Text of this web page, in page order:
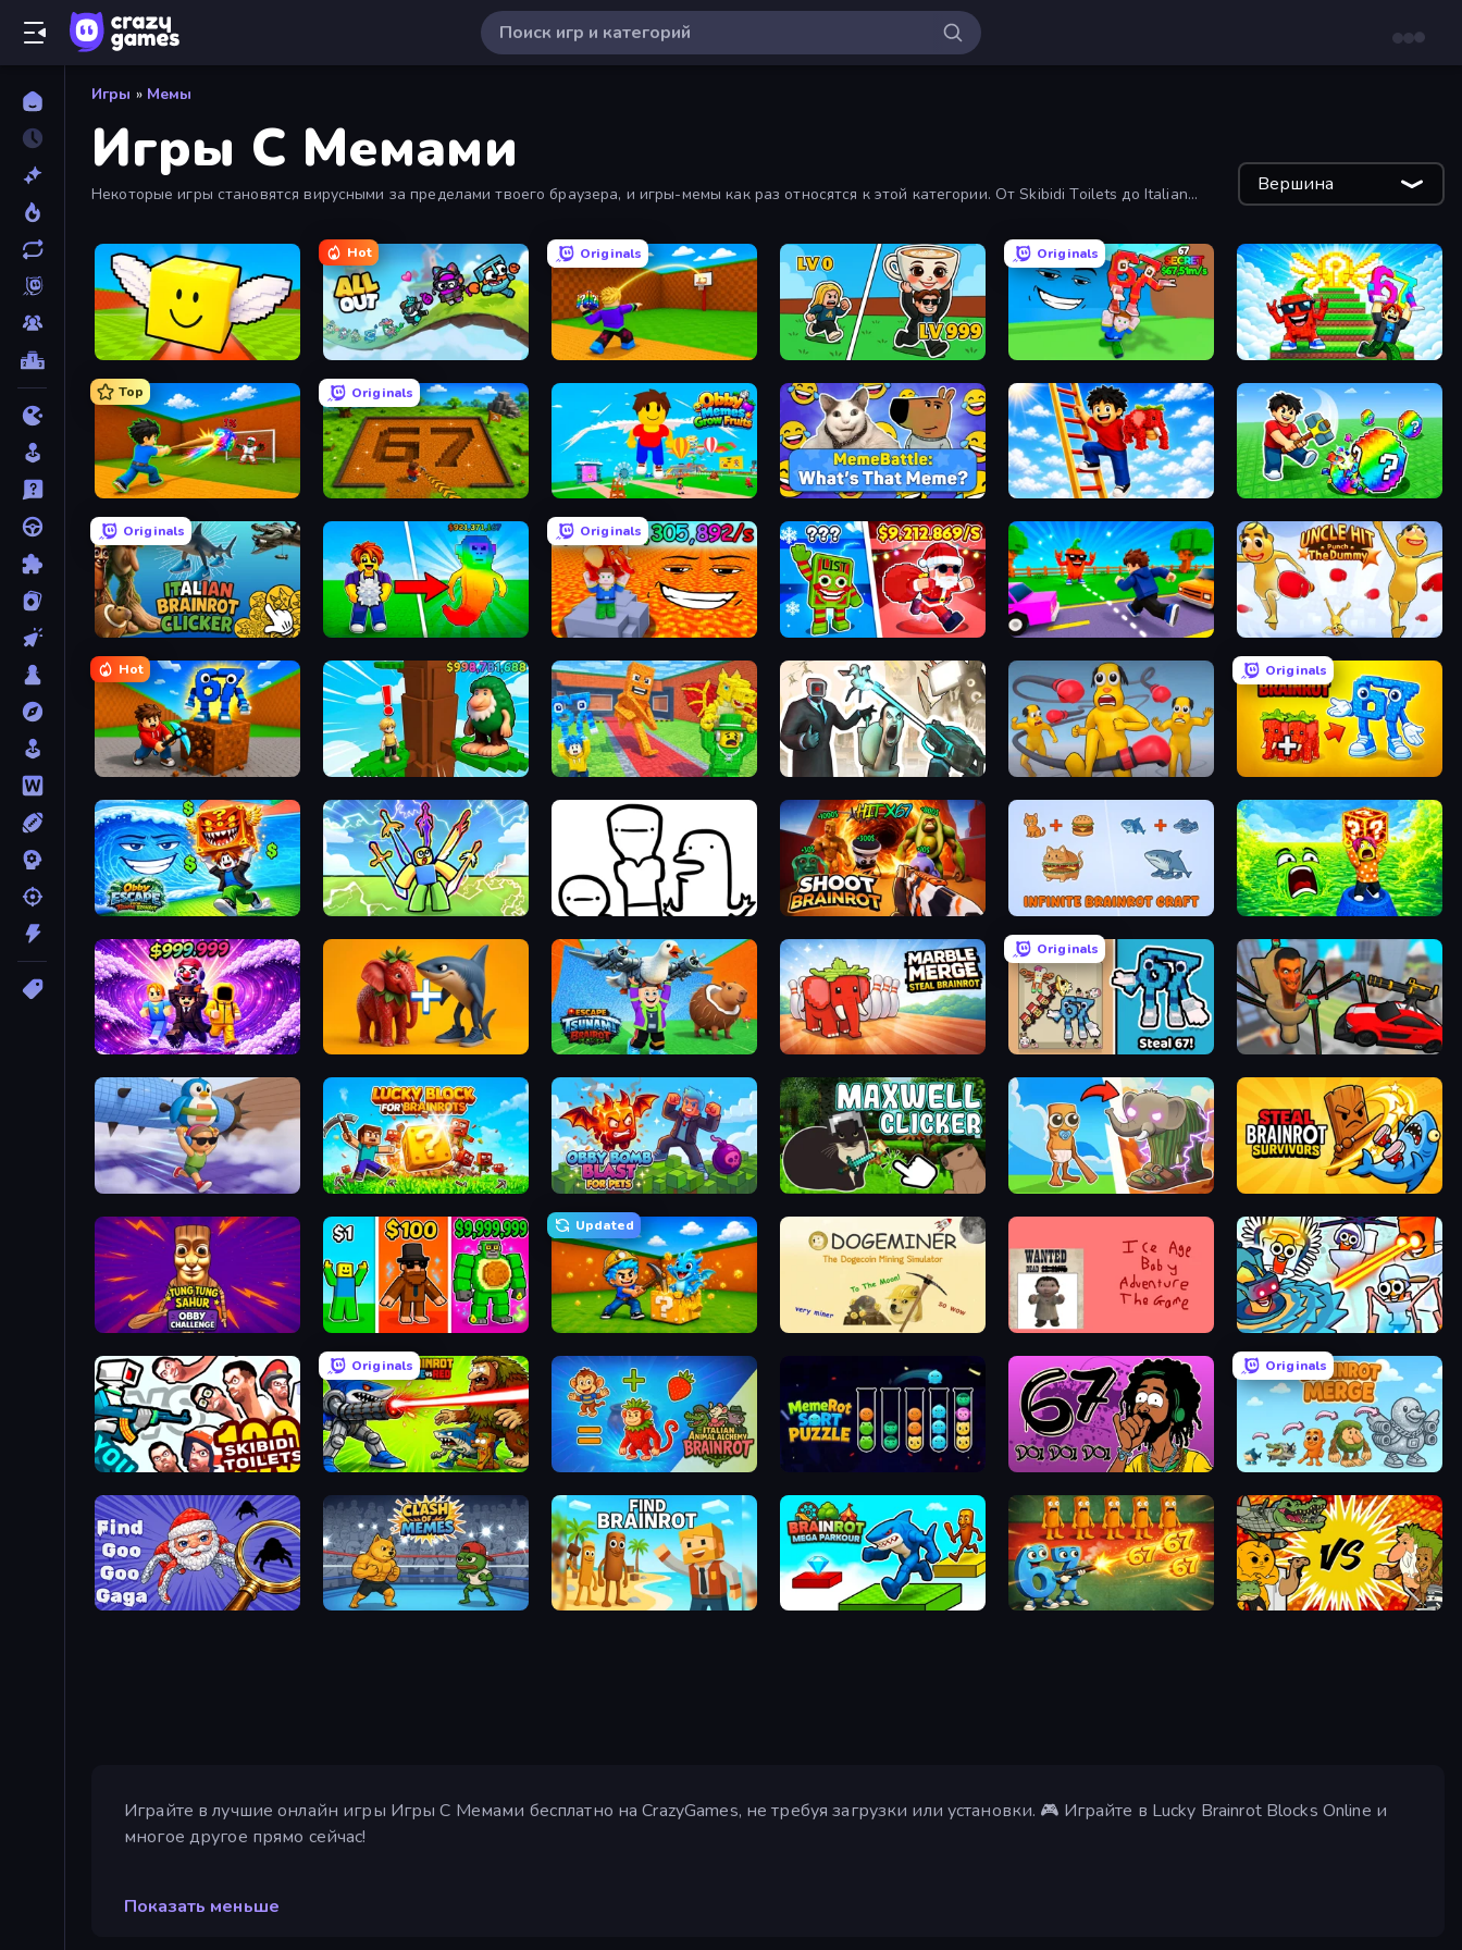
Игры » Мемы
Игры С Мемами
Некоторые игры становятся вирусными за пределами твоего браузера, и игры-мемы как раз относятся к этой категории. От Skibidi Toilets до Italian
Вершина
Lucky Brainrot Blocks Online
Hot
All Out
Originals
Throw a Lucky Block Brainrot Arena Online
Originals
Escape Tsunami for Brainrots! Run and Jump for Brainrot
Top
Baseball For Brainrot
Originals
Obby: Dig Brainrots Obby Memes Grow Fruits MemeBattle: What's That Meme? Ladder to Brainhot: Climb Break a Lucky Egg Brainrots
Originals
Italian Brainrot Clicker Game Collect Brainrot Egg
Originals
Escape Lava for Brainrots! Plants vs Brain Zombies Robby: Cross the Road for Brainrot Uncle Hit: Punch the Dummy
Hot
Obby: Break Rocks For Brainrots Steal Beanstalk for Brainrots Catch Brainrots From Bosses Skibidi Toilets: Infection Annoying Uncle Punch Game
Originals
Merge & Steal Brainrot
Obby Escape from Tsunami Brainrot Obby vs Brainrot I Don't Even Know Shoot Brainrot Infinite Brainrot: Craft Merge Save Memerots: Acid Lava lake
Obby - BrainWave Escape Tsunami Brainrot Marble Merge: Steal Brainrot Game
Originals
67 Steal a Brainrot Game Cars vs Skibidi Toilet
BrainZombie Log Escape Lucky Blocks for Brainrots Obby Bomb Blast For Pets Maxwell Clicker Brainrot Evolution Steal Brainrot Survivors
Tung Tung Sahur: Obby Challenge Obby Brainrot Merge
Updated
Escape Cave For Brainrot Doge Miner Toilets Worms Shooter
You vs 100 Skibidi Toilets
Originals
Brainrot Blue Vs Red MemeRot Sort Puzzle 67 Doi Doi
Originals
Brainrot Merge
Find Goo Goo Gaga Clash of Memes Find Brainrot Brainrot Mega Parkour Brainrot Tower Defense Ultimate Brainrot Battle
Играйте в лучшие онлайн игры Игры С Мемами бесплатно на CrazyGames, не требуя загрузки или установки. 🎮 Играйте в Lucky Brainrot Blocks Online и
многое другое прямо сейчас!
Показать меньше